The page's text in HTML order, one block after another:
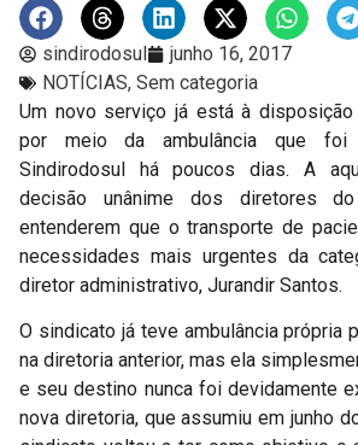
sindirodosul
junho 16, 2017
NOTÍCIAS, Sem categoria
Um novo serviço já está à
por meio da ambulância que foi
Sindirodosul há poucos dias. A
decisão unânime dos diretores
entenderem que o transporte de
necessidades mais urgentes da
diretor administrativo, Jurandir Santos.
O sindicato já teve ambulância própria
na diretoria anterior, mas ela
e seu destino nunca foi devidamente
nova diretoria, que assumiu em junho